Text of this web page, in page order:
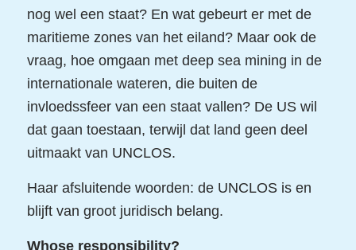
nog wel een staat? En wat gebeurt er met de
maritieme zones van het eiland? Maar ook de
vraag, hoe omgaan met deep sea mining in de
internationale wateren, die buiten de
invloedssfeer van een staat vallen? De US wil
dat gaan toestaan, terwijl dat land geen deel
uitmaakt van UNCLOS.
Haar afsluitende woorden: de UNCLOS is en
blijft van groot juridisch belang.
Whose responsibility?